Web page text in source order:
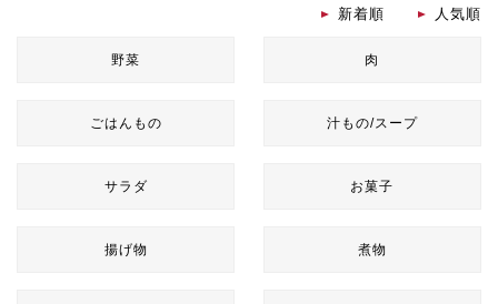
新着順 人気順
野菜 肉
ごはんもの 汁もの/スープ
サラダ お菓子
揚げ物 煮物